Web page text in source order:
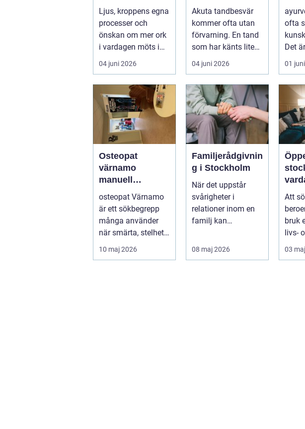
hälsoprodukter i
fokus
Ljus, kroppens egna
processer och
önskan om mer ork
i vardagen möts i
ett växande intresse
för fotot...
04 juni 2026
hjälp när tanden
krisar
Akuta tandbesvär
kommer ofta utan
förvarning. En tand
som har känts lite
öm kan plötsligt
göra så on...
04 juni 2026
ofta
Det
01
Osteopat
värnamo
manuell
behandling för
minskad smärta
och Ökad
rörlighet
osteopat Värnamo
är ett sökbegrepp
många använder
när smärta, stelhet
eller återkommande
värk börjar...
10 maj 2026
Familjerådgivnin
g i Stockholm
När det uppstår
svårigheter i
relationer inom en
familj kan
08 maj 2026
del
Att
bruk
livs-
k är
03